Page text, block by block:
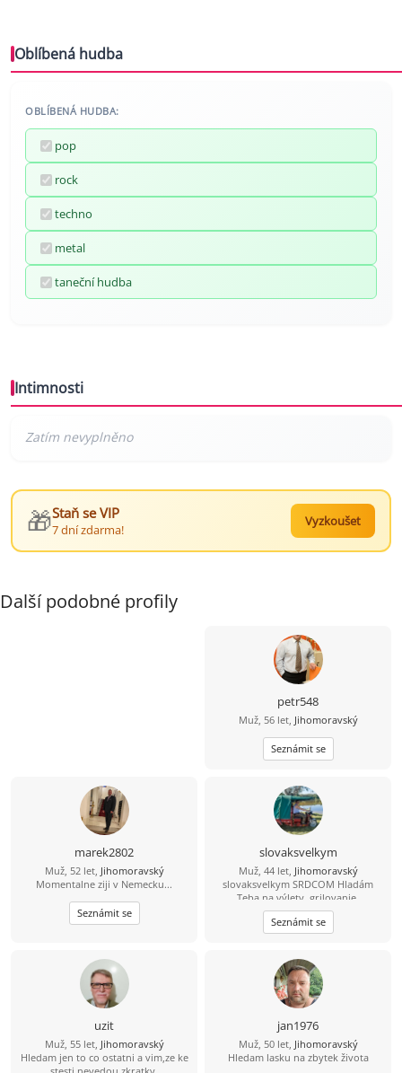
Oblíbená hudba
OBLÍBENÁ HUDBA:
pop
rock
techno
metal
taneční hudba
Intimnosti
🎁Staň se VIP
7 dní zdarma!
Vyzkoušet
Další podobné profily
petr548
Muž, 56 let, Jihomoravský
Seznámit se
marek2802
Muž, 52 let, Jihomoravský
Momentalne ziji v Nemecku...
Seznámit se
slovaksvelkym
Muž, 44 let, Jihomoravský
slovaksvelkym SRDCOM Hladám
Teba na výlety, grilovanie,
spoločnosť pri každodenných
veciach. Zablokuje ma IBA jeptiška so
zašitou ... . Neopakujem po
škrabkacieho mobilu, faceboku,
vakcíne proti koronavírusu atď.
Moraváčky, resp. Češky sa vôbec
nevedia ani bozkávať, ani milovať.
Ahoj princezna 45- 65. /Áno, hladam
staršiu ženu, ako ja/. Nadváhu a
vrásky mám na žene rád. Neni to ale
podmienka. 22 3 2023 som prestal
Seznámit se
uzit
Muž, 55 let, Jihomoravský
Hledam jen to co ostatni a vim,ze ke
jan1976
Muž, 50 let, Jihomoravský
Hledam lasku na zbytek života